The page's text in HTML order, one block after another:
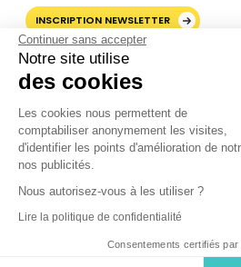
Continuer sans accepter
Notre site utilise
des cookies
Les cookies nous permettent de
comptabiliser anonymement les visites,
d'identifier les points d'amélioration de
nos publicités.
Nous autorisez-vous à les utiliser ?
Lire la politique de confidentialité
Consentements certifiés par
INSCRIPTION NEWSLETTER
AJOUTER CRÉACTIFS COMME
SOURCE PRÉFÉRÉE SUR
GOOGLE
©2024 CréActifs. Tous droits réservés.
Mentions légales•CGV•FAQ